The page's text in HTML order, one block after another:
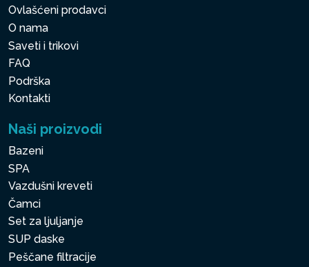
Ovlašćeni prodavci
O nama
Saveti i trikovi
FAQ
Podrška
Kontakti
Naši proizvodi
Bazeni
SPA
Vazdušni kreveti
Čamci
Set za ljuljanje
SUP daske
Peščane filtracije